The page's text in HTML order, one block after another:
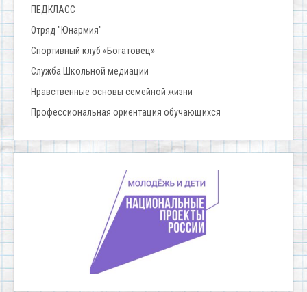
ПЕДКЛАСС
Отряд "Юнармия"
Спортивный клуб «Богатовец»
Служба Школьной медиации
Нравственные основы семейной жизни
Профессиональная ориентация обучающихся